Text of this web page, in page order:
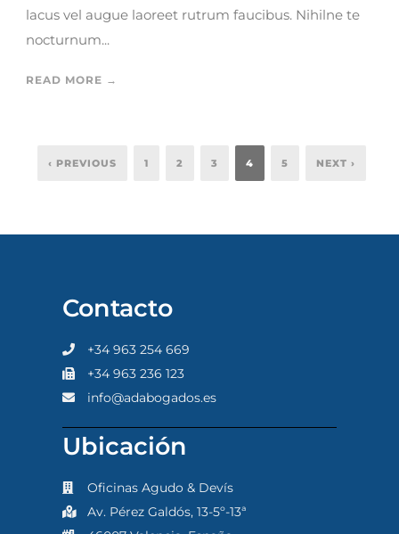
lacus vel augue laoreet rutrum faucibus. Nihilne te
nocturnum...
READ MORE →
‹ PREVIOUS 1 2 3 4 5 NEXT ›
Contacto
+34 963 254 669
+34 963 236 123
info@adabogados.es
Ubicación
Oficinas Agudo & Devís
Av. Pérez Galdós, 13-5º-13ª